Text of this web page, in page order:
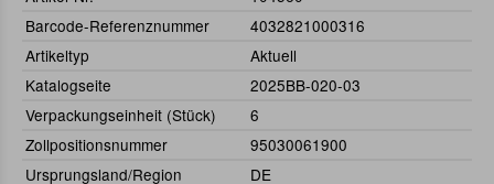
Barcode-Referenznummer
4032821000316
Artikeltyp
Aktuell
Katalogseite
2025BB-020-03
Verpackungseinheit (Stück)
6
Zollpositionsnummer
95030061900
Ursprungsland/Region
DE